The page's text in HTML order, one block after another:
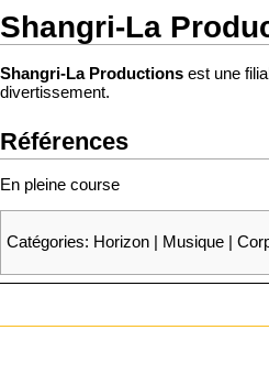
Shangri-La
Shangri-La Productions est une
divertissement.
Références
En pleine course
Catégories: Horizon Musique